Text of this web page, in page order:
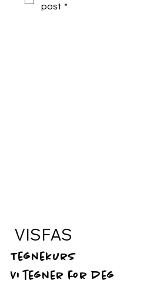
VISFAS
Tegnekurs
Vi tegner for deg
post *